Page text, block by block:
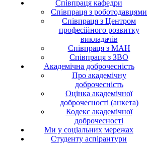
Співпраця кафедри
Співпраця з роботодавцями
Співпраця з Центром
професійного розвитку
викладачів
Співпраця з МАН
Співпраця з ЗВО
Академічна доброчесність
Про академічну
доброчесність
Оцінка академічної
доброчесності (анкета)
Кодекс академічної
доброчесності
Ми у соціальних мережах
Студенту аспірантури